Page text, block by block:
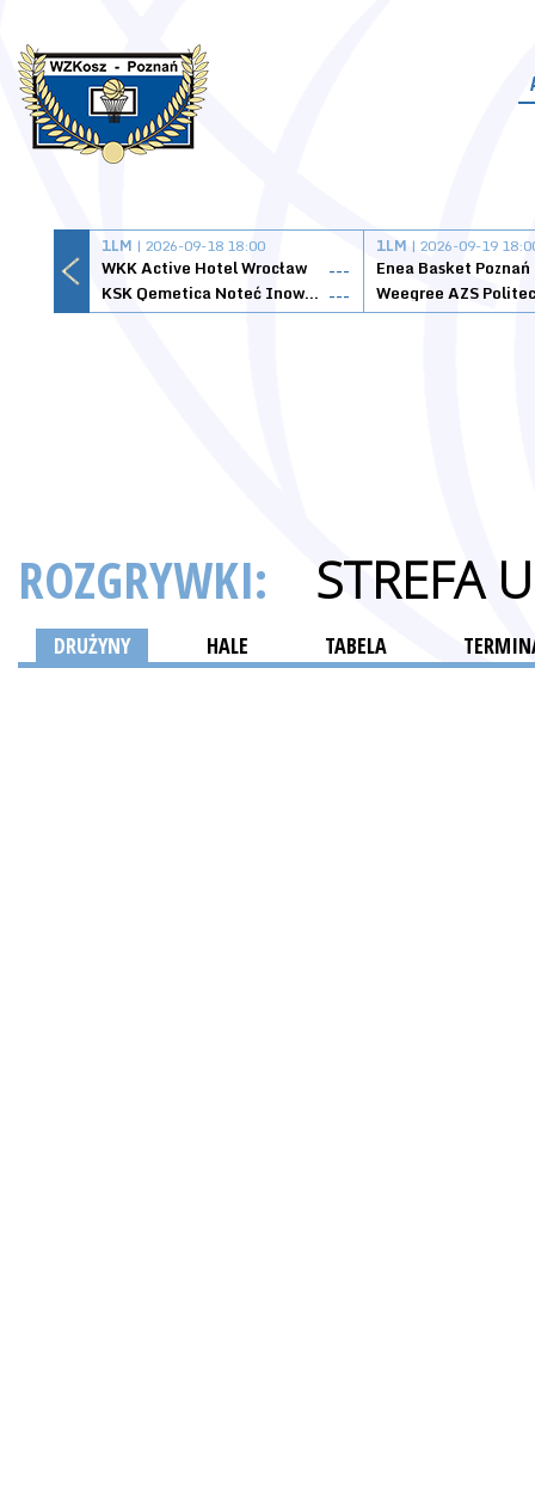
1LM | 2026-09-18 18:00
WKK Active Hotel Wrocław
---
KSK Qemetica Noteć Inowrocław ---
1LM | 2026-09-19
Enea Basket Poznań
ROZGRYWKI: STREFA
DRUŻYNY HALE TABELA